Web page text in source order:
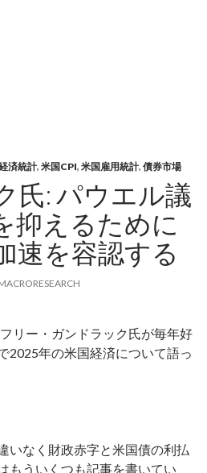
済統計, 米国CPI, 米国雇用統計, 債券市場
氏: パウエル議
抑えるために
速を容認する
リー・ガンドラック氏が毎年好
2025年の米国経済について語っ
いなく財政赤字と米国債の利払
もういくつも記事を書いてい